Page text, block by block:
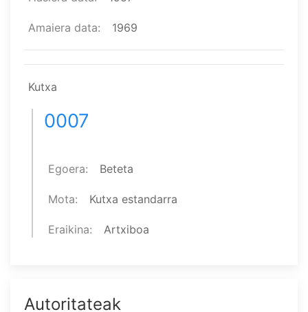
Amaiera data 1969
Kutxa
0007
Egoera Beteta
Mota Kutxa estandarra
Eraikina Artxiboa
Autoritateak